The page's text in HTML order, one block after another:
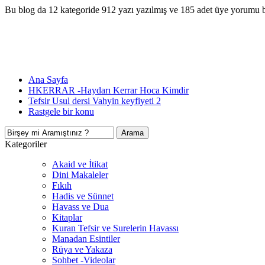
Bu blog da 12 kategoride 912 yazı yazılmış ve 185 adet üye yorumu
Ana Sayfa
HKERRAR -Haydarı Kerrar Hoca Kimdir
Tefsir Usul dersi Vahyin keyfiyeti 2
Rastgele bir konu
Kategoriler
Akaid ve İtikat
Dini Makaleler
Fıkıh
Hadis ve Sünnet
Havass ve Dua
Kitaplar
Kuran Tefsir ve Surelerin Havassı
Manadan Esintiler
Rüya ve Yakaza
Sohbet -Videolar